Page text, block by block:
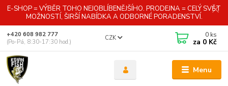
E-SHOP = VÝBĚR TOHO NEJOBLÍBENĚJŠÍHO. PRODEJNA = CELÝ SVĚT
MOŽNOSTÍ, ŠIRŠÍ NABÍDKA A ODBORNÉ PORADENSTVÍ.
Menu
CZK
+420 608 982 777
(Po-Pá, 8:30-17:30 hod.)
0 ks
za 0 Kč